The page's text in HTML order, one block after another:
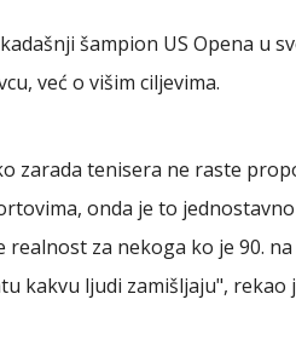
šampion US Opena u
već o višim ciljevima.
zarada tenisera ne raste
onda je to
realnost za nekoga ko je 90.
kakvu ljudi zamišljaju", rekao